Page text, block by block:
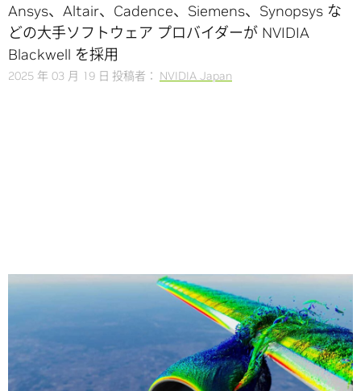
Ansys、Altair、Cadence、Siemens、Synopsys な
どの大手ソフトウェア プロバイダーが NVIDIA
Blackwell を採用
2025 年 03 月 19 日 投稿者： NVIDIA Japan